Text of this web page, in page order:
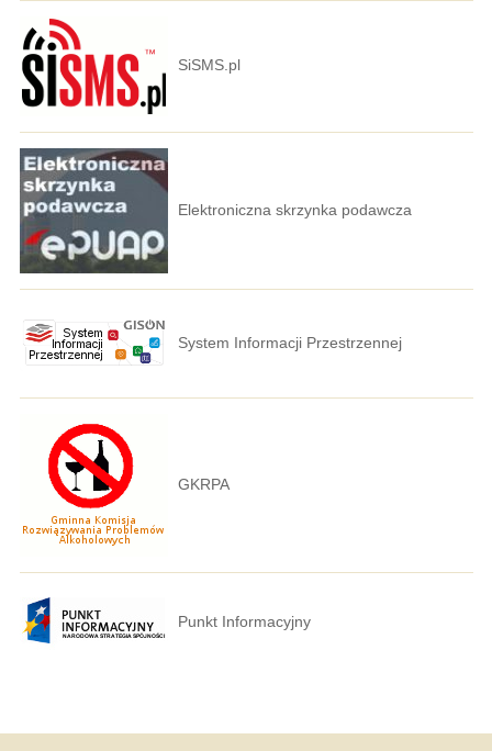
SiSMS.pl
Elektroniczna skrzynka podawcza
System Informacji Przestrzennej
GKRPA
Punkt Informacyjny